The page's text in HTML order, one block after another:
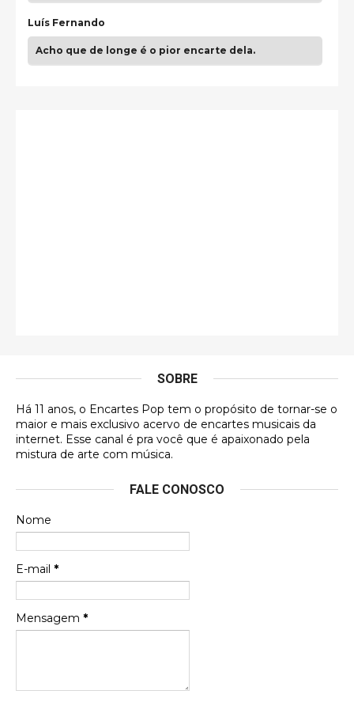
Luís Fernando
Acho que de longe é o pior encarte dela.
DVD MIDINHO
Francierton
futuras aquisições, e olhando o encarte aqui, me
Francierton
Espero que tenham sentido minha falta, informo
que estou de volta para trazer mais contribuições
SOBRE
Há 11 anos, o Encartes Pop tem o propósito de tornar-se o
maior e mais exclusivo acervo de encartes musicais da
internet. Esse canal é pra você que é apaixonado pela
mistura de arte com música.
FALE CONOSCO
Nome
E-mail *
Mensagem *